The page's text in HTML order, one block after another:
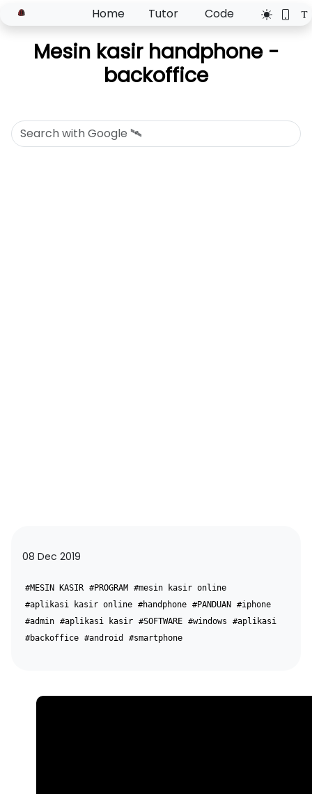
Home Tutor Code
Mesin kasir handphone -
backoffice
08 Dec 2019
#MESIN KASIR #PROGRAM #mesin kasir online
#aplikasi kasir online #handphone #PANDUAN #iphone
#admin #aplikasi kasir #SOFTWARE #windows
#aplikasi
#backoffice #android #smartphone